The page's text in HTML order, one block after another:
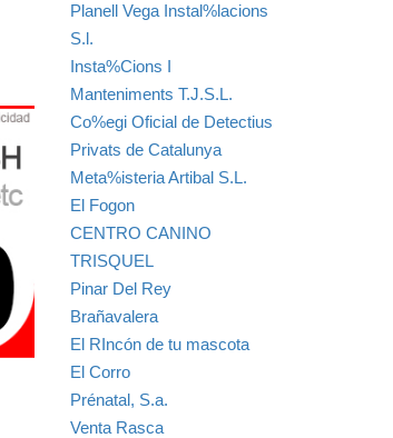
Planell Vega Instal%lacions
S.l.
Insta%Cions I
Manteniments T.J.S.L.
Co%egi Oficial de Detectius
Privats de Catalunya
Meta%isteria Artibal S.L.
El Fogon
CENTRO CANINO
TRISQUEL
Pinar Del Rey
Brañavalera
El RIncón de tu mascota
El Corro
Prénatal, S.a.
Venta Rasca